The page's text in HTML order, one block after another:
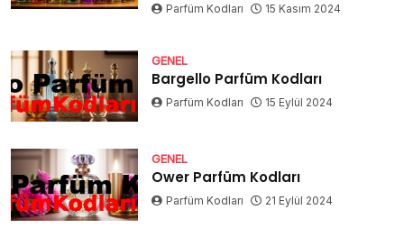
Parfüm Kodları 15 Kasım 2024
GENEL
Bargello Parfüm Kodları
Parfüm Kodları 15 Eylül 2024
GENEL
Ower Parfüm Kodları
Parfüm Kodları 21 Eylül 2024